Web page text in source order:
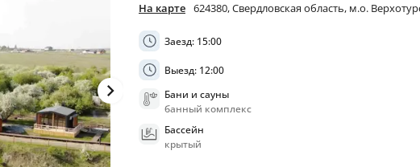
На карте 624380, Свердловская область, м.о.
Заезд: 15:00
Выезд: 12:00
Бани и сауны
банный комплекс
Бассейн
крытый